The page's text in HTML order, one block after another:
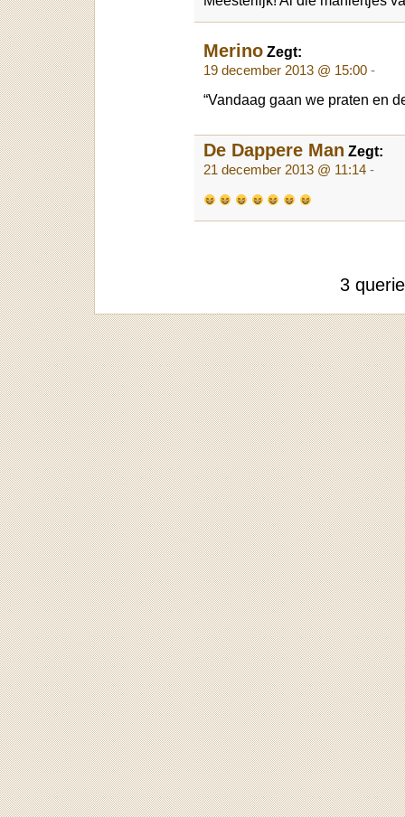
Merino Zegt:
19 december 2013 @ 15:00 -
“Vandaag gaan we praten en
De Dappere Man Zegt:
21 december 2013 @ 11:14 -
3